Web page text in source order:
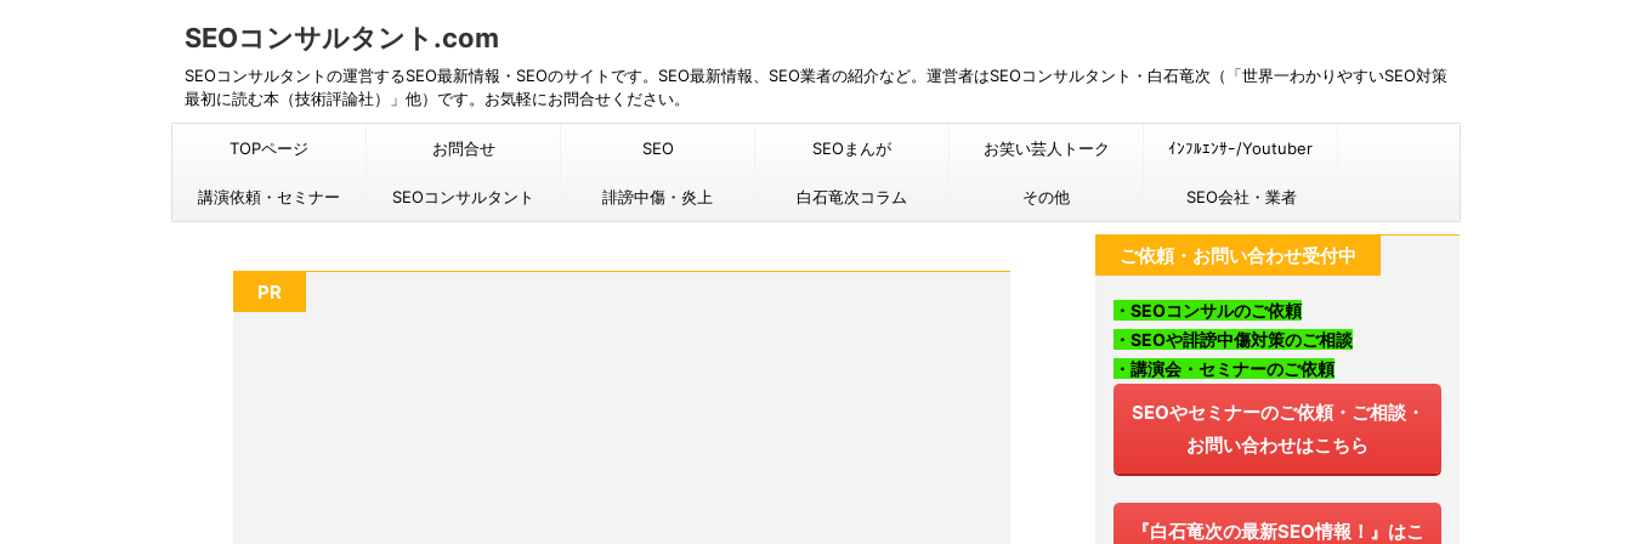
SEOコンサルタント.com
SEOコンサルタントの運営するSEO最新情報・SEOのサイトです。SEO最新情報、SEO業者の紹介など。運営者はSEOコンサルタント・白石竜次（「世界一わかりやすいSEO対策
最初に読む本（技術評論社）」他）です。お気軽にお問合せください。
TOPページ お問合せ SEO SEOまんが お笑い芸人トーク ｲﾝﾌﾙｴﾝｻｰ/Youtuber
講演依頼・セミナー SEOコンサルタント 誹謗中傷・炎上 白石竜次コラム その他 SEO会社・業者
PR
ご依頼・お問い合わせ受付中
・SEOコンサルのご依頼
・SEOや誹謗中傷対策のご相談
・講演会・セミナーのご依頼
SEOやセミナーのご依頼・ご相談・
お問い合わせはこちら
『白石竜次の最新SEO情報！』はこ